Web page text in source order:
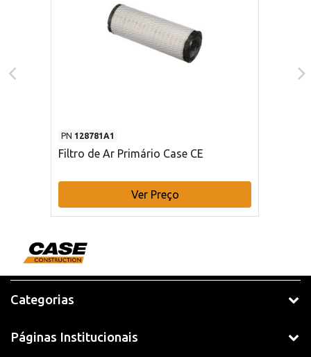
PN 128781A1
Filtro de Ar Primário Case CE
Ver Preço
Categorias
Páginas Institucionais